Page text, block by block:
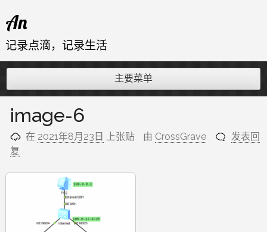
至
内
An
记录点滴，记录生活
主要菜单
image-6
在 2021年8月23日 上张贴 由 CrossGrave
发表回
复